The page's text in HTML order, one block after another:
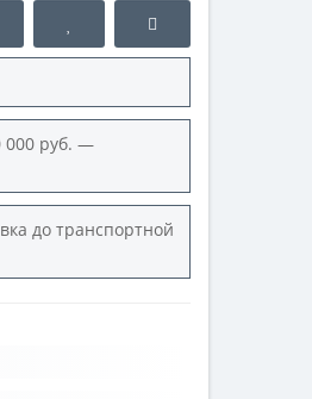
000 руб. —
до транспортной